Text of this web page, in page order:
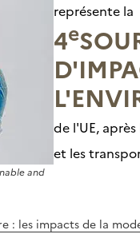
and
représente la
4e
de l'UE,
et les
: les impacts de la